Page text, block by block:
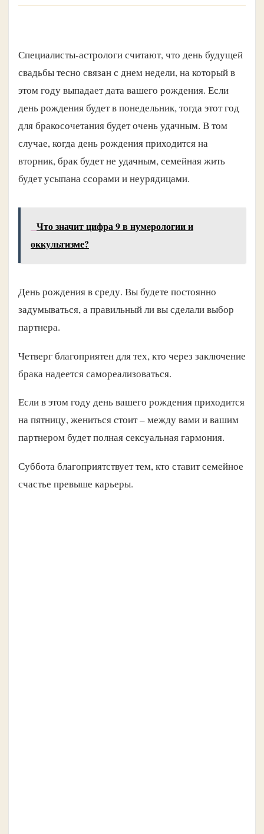
Специалисты-астрологи считают, что день будущей
свадьбы тесно связан с днем недели, на который в
этом году выпадает дата вашего рождения. Если
день рождения будет в понедельник, тогда этот год
для бракосочетания будет очень удачным. В том
случае, когда день рождения приходится на
вторник, брак будет не удачным, семейная жить
будет усыпана ссорами и неурядицами.
Что значит цифра 9 в нумерологии и
оккультизме?
День рождения в среду. Вы будете постоянно
задумываться, а правильный ли вы сделали выбор
партнера.
Четверг благоприятен для тех, кто через заключение
брака надеется самореализоваться.
Если в этом году день вашего рождения приходится
на пятницу, жениться стоит – между вами и вашим
партнером будет полная сексуальная гармония.
Суббота благоприятствует тем, кто ставит семейное
счастье превыше карьеры.